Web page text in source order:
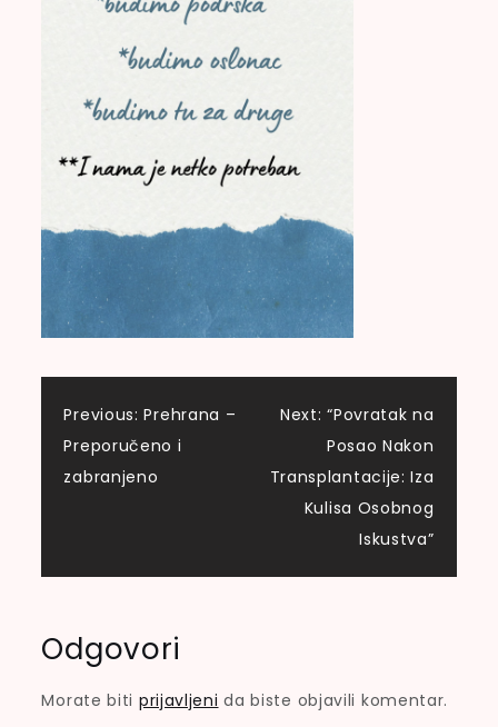
Navigacija
objava
Previous: Prehrana –
Preporučeno i
zabranjeno
Next: “Povratak na
Posao Nakon
Transplantacije: Iza
Kulisa Osobnog
Iskustva”
Odgovori
Morate biti prijavljeni da biste objavili komentar.